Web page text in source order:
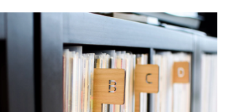
était :
25,00 €.
est :